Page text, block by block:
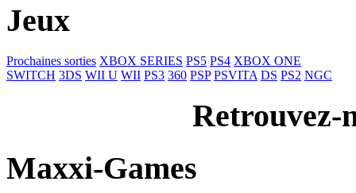
Jeux
Prochaines sorties XBOX SERIES PS5 PS4 XBOX ONE
SWITCH 3DS WII U WII PS3 360 PSP PSVITA DS PS2 NGC
Retrouvez-
Maxxi-Games